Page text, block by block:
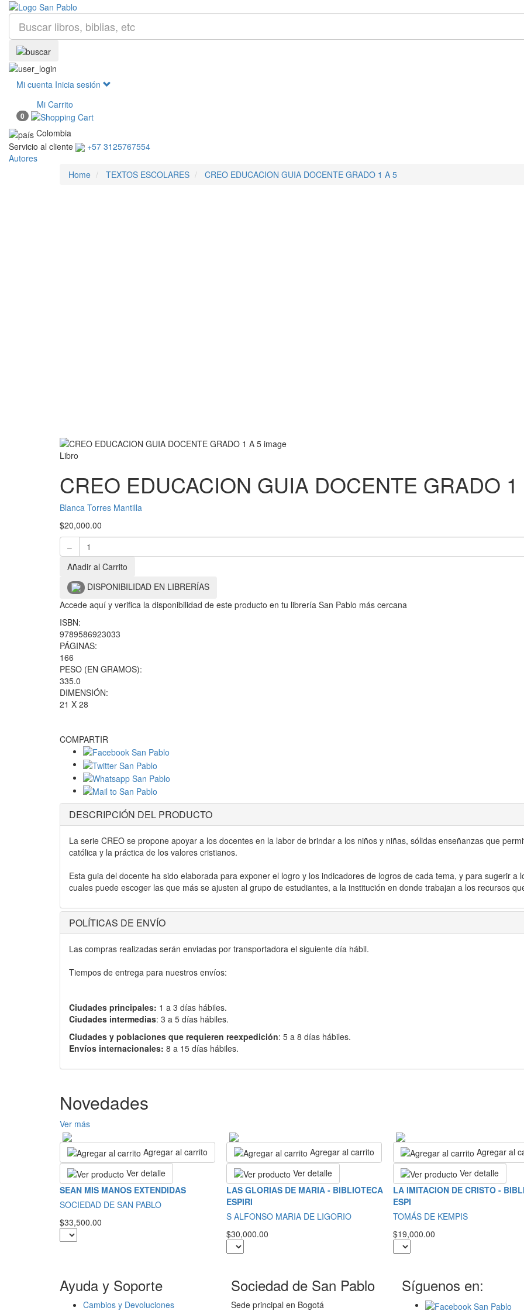
Mi cuenta Inicia sesión
Mi Carrito
0
Colombia
Servicio al cliente
+57 3125767554
Autores
Home
TEXTOS ESCOLARES CREO EDUCACION GUIA DOCENTE GRADO 1 A 5
Libro
CREO EDUCACION GUIA DOCENTE GRADO
Blanca Torres Mantilla
$20,000.00
–
Añadir al Carrito
DISPONIBILIDAD EN LIBRERÍAS
Accede aquí y verifica la disponibilidad de este producto en tu librería San Pablo más cercana
ISBN:
9789586923033
PÁGINAS:
166
PESO (EN GRAMOS):
335.0
DIMENSIÓN:
21 X 28
COMPARTIR
DESCRIPCIÓN DEL PRODUCTO
La serie CREO se propone apoyar a los docentes en la labor de brindar a los niños y niñas, sólidas enseñanzas que
católica y la práctica de los valores cristianos.
Esta guia del docente ha sido elaborada para exponer el logro y los indicadores de logros de cada tema, y para sugerir a
cuales puede escoger las que más se ajusten al grupo de estudiantes, a la institución en donde trabajan a los recursos
POLÍTICAS DE ENVÍO
Las compras realizadas serán enviadas por transportadora el siguiente día hábil.
Tiempos de entrega para nuestros envíos:
Ciudades principales: 1 a 3 días hábiles.
Ciudades intermedias: 3 a 5 días hábiles.
Ciudades y poblaciones que requieren reexpedición: 5 a 8 días hábiles.
Envíos internacionales: 8 a 15 días hábiles.
Novedades
Ver más
Agregar al carrito
Ver detalle
SEAN MIS MANOS EXTENDIDAS
SOCIEDAD DE SAN PABLO
$33,500.00
Agregar al carrito
Ver detalle
LAS GLORIAS DE MARIA - BIBLIOTECA
ESPIRI
S ALFONSO MARIA DE LIGORIO
$30,000.00
Agregar al
Ver detalle
LA IMITACION DE CRISTO -
ESPI
TOMÁS DE KEMPIS
$19,000.00
Ayuda y Soporte
Cambios y Devoluciones
Sociedad de San Pablo
Sede principal en Bogotá
Síguenos en: